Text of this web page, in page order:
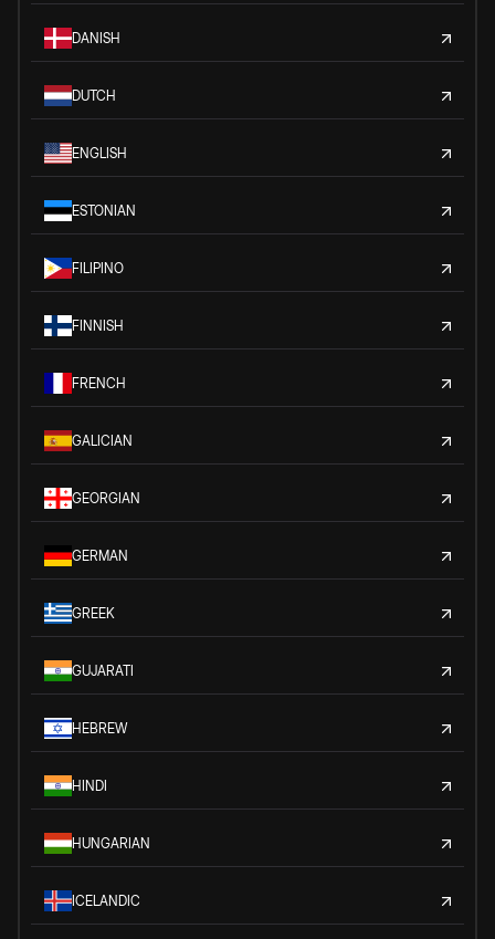
DANISH
DUTCH
ENGLISH
ESTONIAN
FILIPINO
FINNISH
FRENCH
GALICIAN
GEORGIAN
GERMAN
GREEK
GUJARATI
HEBREW
HINDI
HUNGARIAN
ICELANDIC